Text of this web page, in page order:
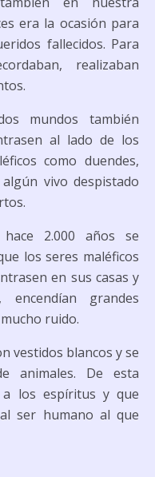
era la ocasión para
fallecidos. Para
realizaban
mundos también
al lado de los
como duendes,
vivo despistado
2.000 años se
los seres maléficos
en sus casas y
encendían grandes
ruido.
vestidos blancos y se
animales. De esta
a los espíritus y que
ser humano al que